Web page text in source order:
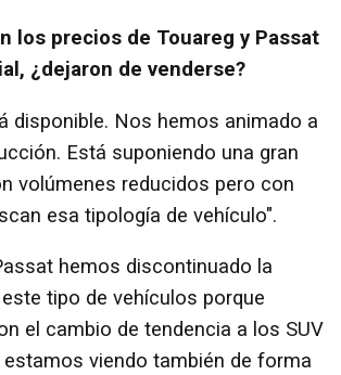
los precios de Touareg y Passat
¿dejaron de venderse?
disponible. Nos hemos animado a
Está suponiendo una gran
volúmenes reducidos pero con
esa tipología de vehículo".
hemos discontinuado la
tipo de vehículos porque
el cambio de tendencia a los SUV
estamos viendo también de forma